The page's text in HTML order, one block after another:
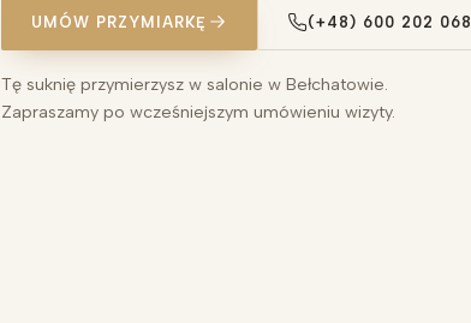
UMÓW PRZYMIARKĘ (+48) 600 202 068
Tę suknię przymierzysz w salonie w Bełchatowie.
Zapraszamy po wcześniejszym umówieniu wizyty.